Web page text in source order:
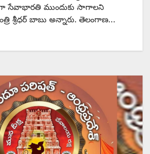
సేవాభారతి ముందుకు సాగాలని
శ్రీధర్‌ బాబు అన్నారు. తెలంగాణ…